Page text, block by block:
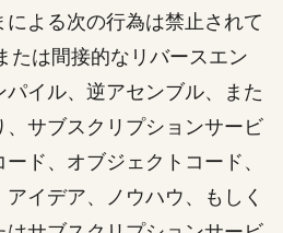
よる次の行為は禁止されて
たは間接的なリバースエン
イル、逆アセンブル、また
サブスクリプションサービ
ド、オブジェクトコード、
イデア、ノウハウ、もしく